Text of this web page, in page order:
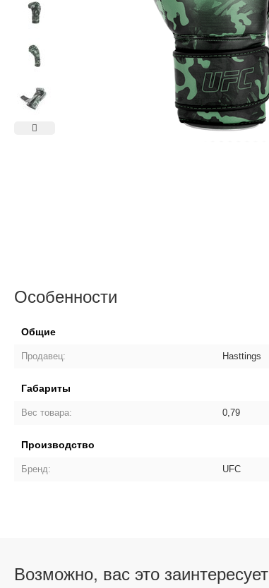
Особенности
Общие
Продавец: Hasttings
Габариты
Вес товара: 0,79
Производство
Бренд: UFC
Возможно, вас это заинтересует